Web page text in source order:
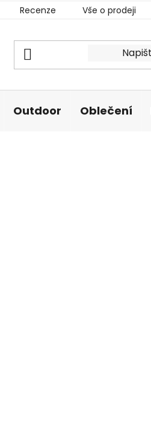
Recenze Vše o prodeji
Outdoor Oblečení